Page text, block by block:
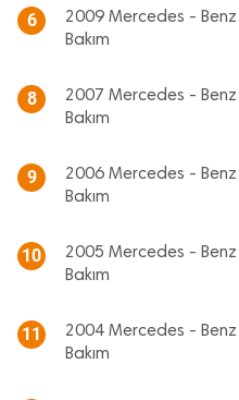
6
2009 Mercedes -
Bakım
8
2007 Mercedes -
Bakım
9
2006 Mercedes -
Bakım
10
2005 Mercedes -
Bakım
11
2004 Mercedes -
Bakım